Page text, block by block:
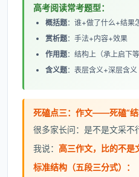
高考阅读常考题型：
概括题：谁+做了什么+结果
赏析题：手法+内容+效果
作用题：结构上（承上启下
含义题：表层含义+深层含义
死磕点三：作文——死磕“结
很多家长问：是不是文采不
我说： 高三作文，比的不是
标准结构（五段三分式）：